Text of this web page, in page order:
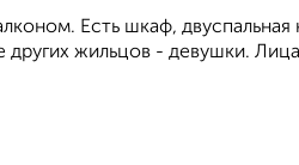
Есть шкаф, двуспальная
других жильцов - девушки.